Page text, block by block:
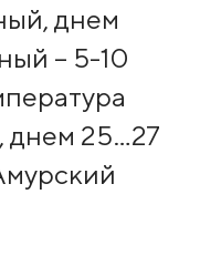
днем
– 5-10
днем 25…27